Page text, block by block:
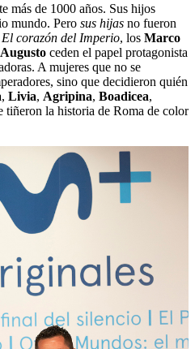
más de 1000 años. Sus hijos
mundo. Pero sus hijas no fueron
El corazón del Imperio, los Marco
ceden el papel protagonista
A mujeres que no se
sino que decidieron quién
, Livia, Agripina, Boadicea,
la historia de Roma de color